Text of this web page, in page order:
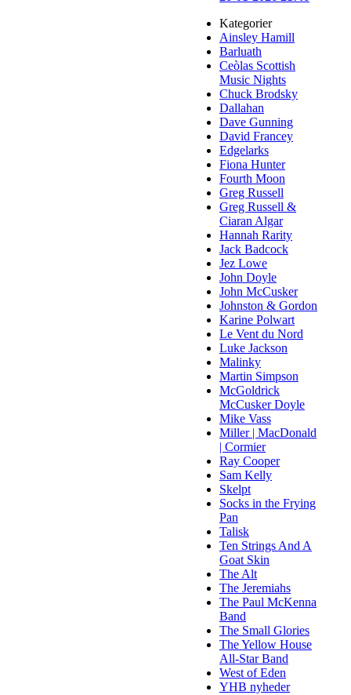
Kategorier
Ainsley Hamill
Barluath
Ceòlas Scottish
Music Nights
Chuck Brodsky
Dallahan
Dave Gunning
David Francey
Edgelarks
Fiona Hunter
Fourth Moon
Greg Russell
Greg Russell &
Ciaran Algar
Hannah Rarity
Jack Badcock
Jez Lowe
John Doyle
John McCusker
Johnston & Gordon
Karine Polwart
Le Vent du Nord
Luke Jackson
Malinky
Martin Simpson
McGoldrick
McCusker Doyle
Mike Vass
Miller | MacDonald
| Cormier
Ray Cooper
Sam Kelly
Skelpt
Socks in the Frying
Pan
Talisk
Ten Strings And A
Goat Skin
The Alt
The Jeremiahs
The Paul McKenna
Band
The Small Glories
The Yellow House
All-Star Band
West of Eden
YHB nyheder